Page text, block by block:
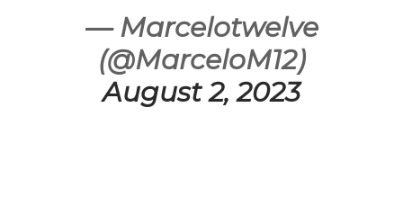
— Marcelotwelve
(@MarceloM12)
August 2, 2023